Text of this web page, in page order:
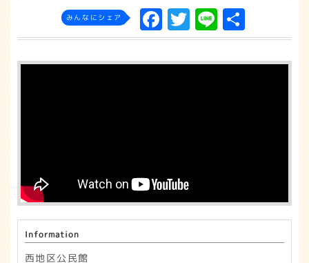
みんなにシェア F
a
c
k
T
w
it
L
in
e
有
Information
西地区公民館